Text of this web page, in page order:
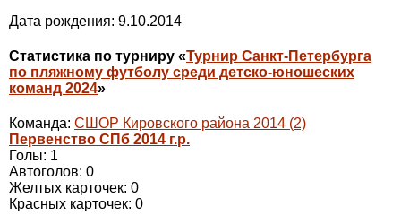
Дата рождения: 9.10.2014
Статистика по турниру «Турнир Санкт-Петербурга
по пляжному футболу среди детско-юношеских
команд 2024»
Команда: СШОР Кировского района 2014 (2)
Первенство СПб 2014 г.р.
Голы: 1
Автоголов: 0
Желтых карточек: 0
Красных карточек: 0